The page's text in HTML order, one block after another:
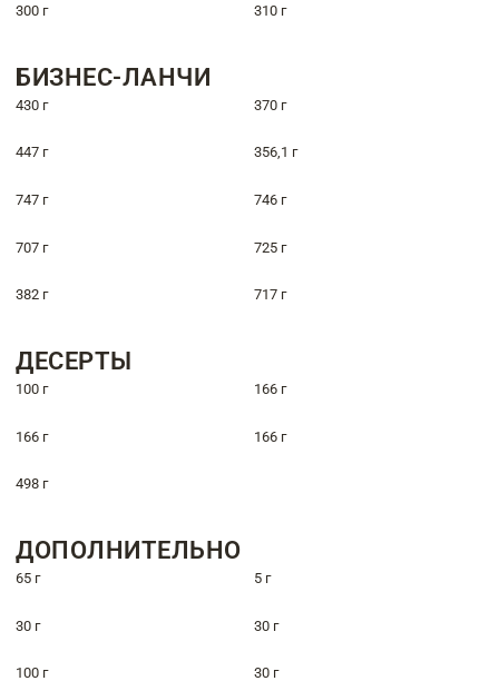
300 г 310 г
БИЗНЕС-ЛАНЧИ
430 г 370 г
447 г 356,1 г
747 г 746 г
707 г 725 г
382 г 717 г
ДЕСЕРТЫ
100 г 166 г
166 г 166 г
498 г
ДОПОЛНИТЕЛЬНО
65 г 5 г
30 г 30 г
100 г 30 г